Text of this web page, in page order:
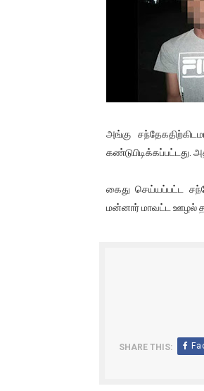
01/
கைது
ஐ.நா
அங்கு
கண்டுபிடிக்கப்பட்டது.
கைது செய்யப்பட்ட
மன்னார் மாவட்ட ஊழல்
SHARE THIS: